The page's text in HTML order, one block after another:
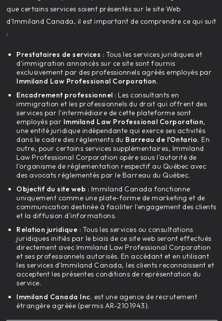
que certains services soient présentés sur le site Web
d'Immiland Canada, il est important de comprendre ce qui suit
:
Prestataires de services : Tous les services juridiques et
d'immigration annoncés sur ce site sont fournis
exclusivement par des professionnels agréés employés par
Immiland Law Professional Corporation.
Encadrement professionnel : Les consultants en
immigration et les professionnels du droit qui offrent des
services par l'intermédiaire de cette plateforme sont
employés par Immiland Law Professional Corporation,
une entité juridique indépendante qui exerce ses activités
dans le cadre des règlements du Barreau de l'Ontario. En
outre, pour certains services supplémentaires, Immiland
Law Professional Corporation opère sous l'autorité de
l'organisme de réglementation respectif au Québec avec
des avocats réglementés par le Barreau du Québec.
Objectif du site web : Immiland Canada fonctionne
uniquement comme une plate-forme de marketing et de
communication destinée à faciliter l'engagement des clients
et la diffusion d'informations.
Relation juridique : Tous les services ou consultations
juridiques initiés par le biais de ce site web seront effectués
directement avec Immiland Law Professional Corporation
et ses professionnels autorisés. En accédant et en utilisant
les services d'Immiland Canada, les clients reconnaissent et
acceptent les présentes conditions de représentation du
service.
Immiland Canada Inc. est une agence de recrutement
étrangère agréée (permis AR-2101943).